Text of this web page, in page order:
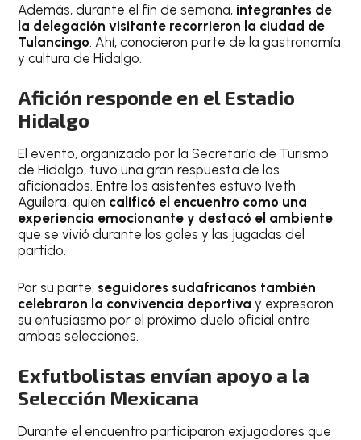
Además, durante el fin de semana, integrantes de
la delegación visitante recorrieron la ciudad de
Tulancingo. Ahí, conocieron parte de la gastronomía
y cultura de Hidalgo.
Afición responde en el Estadio
Hidalgo
El evento, organizado por la Secretaría de Turismo
de Hidalgo, tuvo una gran respuesta de los
aficionados. Entre los asistentes estuvo Iveth
Aguilera, quien calificó el encuentro como una
experiencia emocionante y destacó el ambiente
que se vivió durante los goles y las jugadas del
partido.
Por su parte, seguidores sudafricanos también
celebraron la convivencia deportiva y expresaron
su entusiasmo por el próximo duelo oficial entre
ambas selecciones.
Exfutbolistas envían apoyo a la
Selección Mexicana
Durante el encuentro participaron exjugadores que